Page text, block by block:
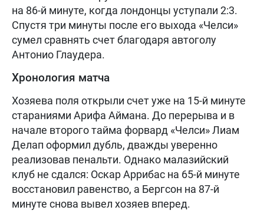
на 86-й минуте, когда лондонцы уступали 2:3.
Спустя три минуты после его выхода «Челси»
сумел сравнять счет благодаря автоголу
Антонио Глаудера.
Хронология матча
Хозяева поля открыли счет уже на 15-й минуте
стараниями Арифа Аймана. До перерыва и в
начале второго тайма форвард «Челси» Лиам
Делап оформил дубль, дважды уверенно
реализовав пенальти. Однако малазийский
клуб не сдался: Оскар Аррибас на 65-й минуте
восстановил равенство, а Бергсон на 87-й
минуте снова вывел хозяев вперед.